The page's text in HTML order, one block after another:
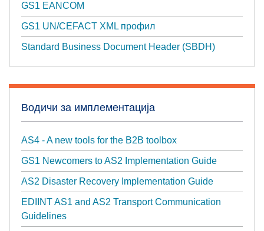
GS1 EANCOM
GS1 UN/CEFACT XML профил
Standard Business Document Header (SBDH)
Водичи за имплементација
AS4 - A new tools for the B2B toolbox
GS1 Newcomers to AS2 Implementation Guide
AS2 Disaster Recovery Implementation Guide
EDIINT AS1 and AS2 Transport Communication
Guidelines